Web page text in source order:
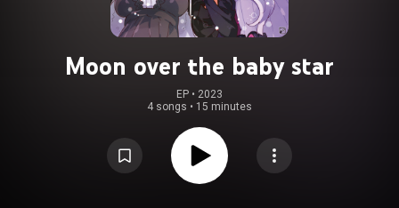
Moon over the baby star
EP • 2023
4 songs • 15 minutes